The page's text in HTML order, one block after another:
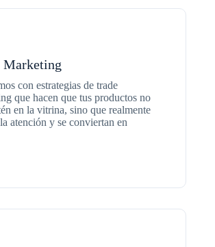
Marketing
con estrategias de trade
que hacen que tus productos no
en la vitrina, sino que realmente
atención y se conviertan en